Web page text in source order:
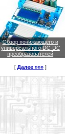
Обзор понижающего и
универсального DC-DC
преобразователей
[ Далее »»» ]